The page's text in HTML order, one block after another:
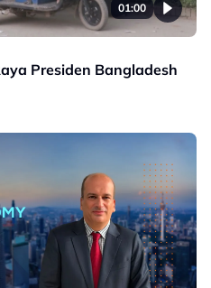
01:00
Presiden Bangladesh